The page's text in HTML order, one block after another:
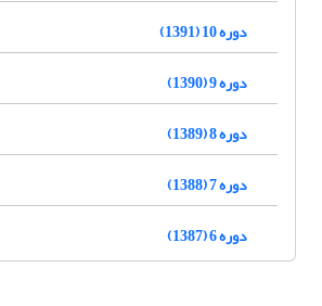
دوره 10 (1391)
دوره 9 (1390)
دوره 8 (1389)
دوره 7 (1388)
دوره 6 (1387)